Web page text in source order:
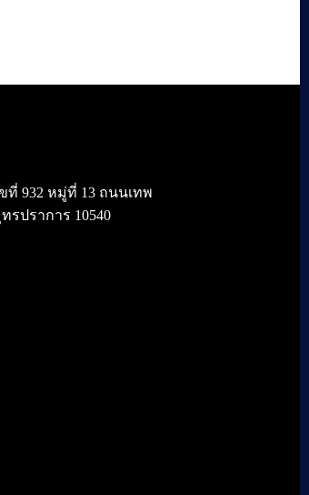
ที่ 932 หมู่ที่ 13 ถนนเทพ
รปราการ 10540